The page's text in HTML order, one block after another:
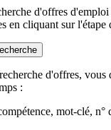
d'offres d'emploi
en cliquant sur l'étape
d'offres, vous
:
mot-clé, n°